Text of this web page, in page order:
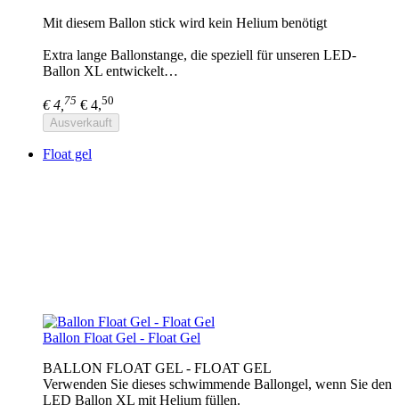
Mit diesem Ballon stick wird kein Helium benötigt
Extra lange Ballonstange, die speziell für unseren LED-
Ballon XL entwickelt…
€ 4, 75 € 4,50
Ausverkauft
Float gel
Ballon Float Gel - Float Gel
BALLON FLOAT GEL - FLOAT GEL
Verwenden Sie dieses schwimmende Ballongel, wenn Sie den
LED Ballon XL mit Helium füllen.